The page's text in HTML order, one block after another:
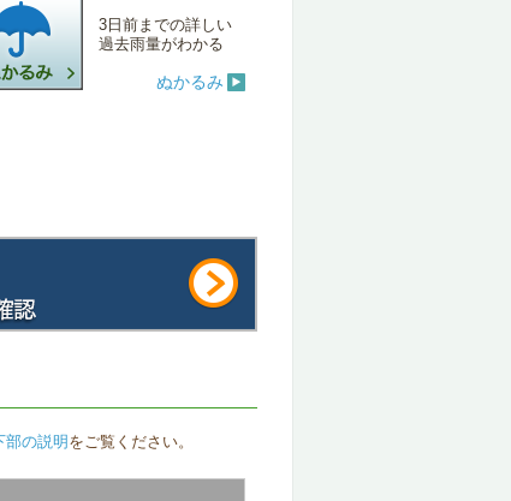
3日前までの詳しい
過去雨量がわかる
ぬかるみ
部の説明 をご覧ください。